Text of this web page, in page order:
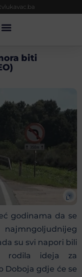
biti
godinama da se
su svi napori bili
rodila ideja za
Doboja gdje će se